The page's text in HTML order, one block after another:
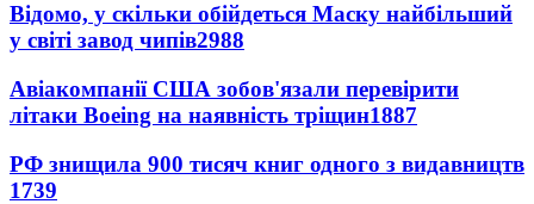
Відомо, у скільки обійдеться Маску найбільший
у світі завод чипів2988
Авіакомпанії США зобов'язали перевірити
літаки Boeing на наявність тріщин1887
РФ знищила 900 тисяч книг одного з видавництв
1739